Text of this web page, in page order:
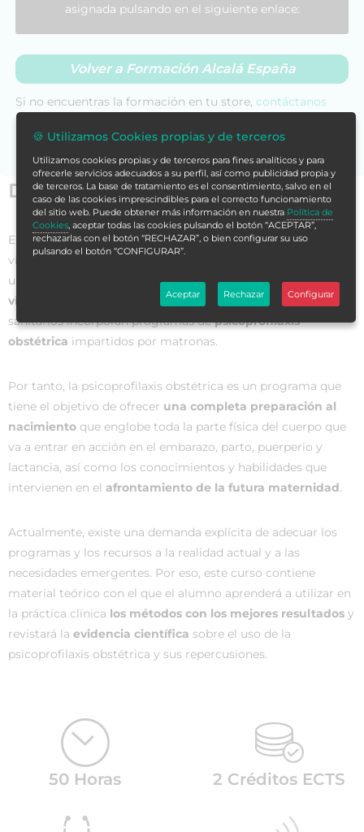
Datos generales
El embarazo es una de las etapas más importantes
vida de las mujeres y sus familias. En esta etapa, adquiere
una especial importancia la preparación para conseguir una
vivencia positiva de la maternidad
y, para ello, los servicios
sanitarios incorporan programas depsicoprofilaxis
obstétrica impartidos por matronas.
Por tanto, la psicoprofilaxis obstétrica es un programa que
tiene el objetivo de ofrecer una completa preparación al
nacimiento que englobe toda la parte física del cuerpo que
va a entrar en acción en el embarazo, parto, puerperio y
lactancia, así como los conocimientos y habilidades que
intervienen en el afrontamiento de la futura maternidad.
Actualmente, existe una demanda explícita de adecuar los
programas y los recursos a la realidad actual y a las
necesidades emergentes. Por eso, este curso contiene
material teórico con el que el alumno aprenderá a utilizar en
la práctica clínica los métodos con los mejores resultados y
revistará la evidencia científica sobre el uso de la
psicoprofilaxis obstétrica y sus repercusiones.
asignada pulsando en el siguiente enlace:
Volver a Formación Alcalá España
Si no encuentras la formación en tu store, contáctanos
50 Horas 2 Créditos ECTS
🍪 Utilizamos Cookies propias y de terceros
Utilizamos cookies propias y de terceros para fines analíticos y para
ofrecerle servicios adecuados a su perfil, así como publicidad propia y
de terceros. La base de tratamiento es el consentimiento, salvo en el
caso de las cookies imprescindibles para el correcto funcionamiento
del sitio web. Puede obtener más información en nuestra Política de
Cookies, aceptar todas las cookies pulsando el botón “ACEPTAR”,
rechazarlas con el botón “RECHAZAR”, o bien configurar su uso
pulsando el botón “CONFIGURAR”.
Aceptar Rechazar Configurar